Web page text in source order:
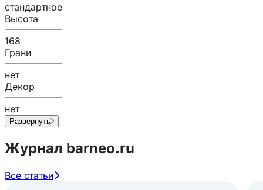
стандартное
Высота
168
Грани
нет
Декор
нет
Развернуть
Журнал barneo.ru
Все статьи